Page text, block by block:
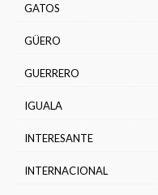
GATOS
GÜERO
GUERRERO
IGUALA
INTERESANTE
INTERNACIONAL